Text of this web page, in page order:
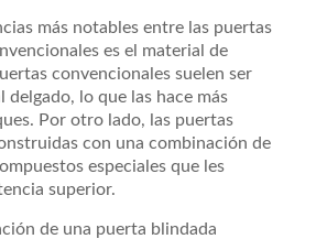
más notables entre las puertas
es el material de
convencionales suelen ser
delgado, lo que las hace más
Por otro lado, las puertas
con una combinación de
especiales que les
superior.
de una puerta blindada